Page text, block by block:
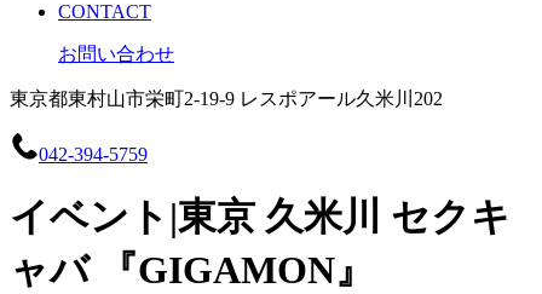
CONTACT
お問い合わせ
東京都東村山市栄町2-19-9 レスポアール久米川202
042-394-5759
イベント|東京 久米川 セクキ
ャバ 『GIGAMON』